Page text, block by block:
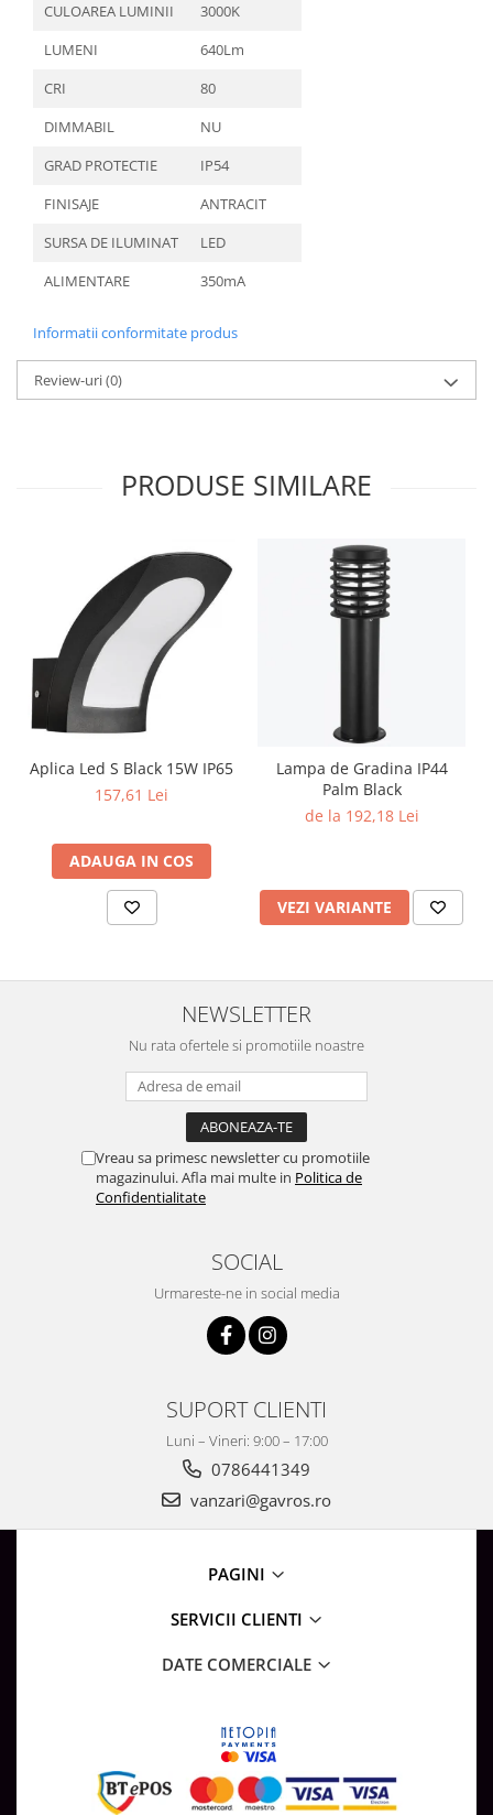
CULOAREA LUMINII
3000K
LUMENI
640Lm
CRI
80
DIMMABIL
NU
GRAD PROTECTIE
IP54
FINISAJE
ANTRACIT
SURSA DE ILUMINAT
LED
ALIMENTARE
350mA
Informatii conformitate produs
Review-uri(0)
PRODUSE SIMILARE
Aplica Led S Black 15W IP65
157,61 Lei
ADAUGA IN COS
Lampa de Gradina IP44
Palm Black
de la 192,18 Lei
VEZI VARIANTE
NEWSLETTER
Nu rata ofertele si promotiile noastre
Vreau sa primesc newsletter cu promotiile
magazinului. Afla mai multe in Politica de
Confidentialitate
SOCIAL
Urmareste-ne in social media
SUPORT CLIENTI
Luni – Vineri: 9:00 – 17:00
0786441349
vanzari@gavros.ro
PAGINI
SERVICII CLIENTI
DATE COMERCIALE